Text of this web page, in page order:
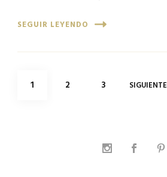
SEGUIR LEYENDO
Paginación
PÁGINA
1 PÁGINA
2 PÁGINA
3 SIGUIENTE